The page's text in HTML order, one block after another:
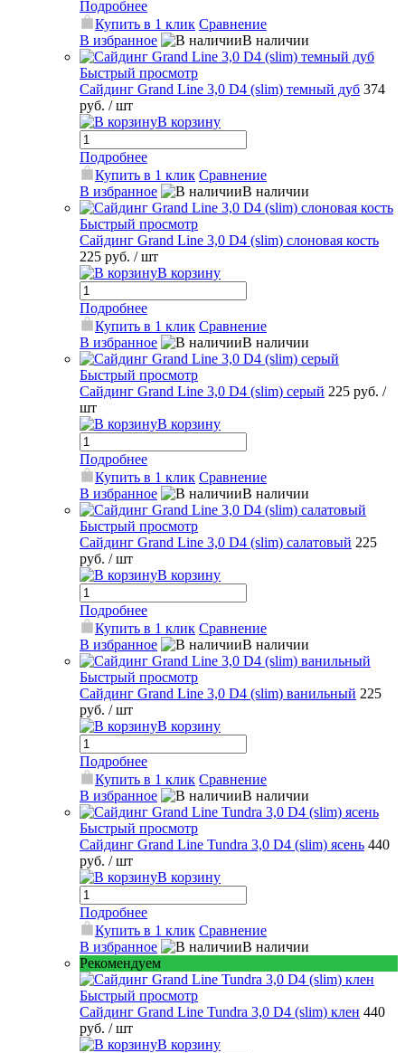
Подробнее
Купить в 1 клик Сравнение
В избранное
В наличии
Быстрый просмотр
Сайдинг Grand Line 3,0 D4 (slim) темный дуб 374
руб. / шт
В корзину
Подробнее
Купить в 1 клик Сравнение
В избранное
В наличии
Быстрый просмотр
Сайдинг Grand Line 3,0 D4 (slim) слоновая кость
225 руб. / шт
В корзину
Подробнее
Купить в 1 клик Сравнение
В избранное
В наличии
Быстрый просмотр
Сайдинг Grand Line 3,0 D4 (slim) серый 225 руб. /
шт
В корзину
Подробнее
Купить в 1 клик Сравнение
В избранное
В наличии
Быстрый просмотр
Сайдинг Grand Line 3,0 D4 (slim) салатовый 225
руб. / шт
В корзину
Подробнее
Купить в 1 клик Сравнение
В избранное
В наличии
Быстрый просмотр
Сайдинг Grand Line 3,0 D4 (slim) ванильный 225
руб. / шт
В корзину
Подробнее
Купить в 1 клик Сравнение
В избранное
В наличии
Быстрый просмотр
Сайдинг Grand Line Tundra 3,0 D4 (slim) ясень 440
руб. / шт
В корзину
Подробнее
Купить в 1 клик Сравнение
В избранное
В наличии
Рекомендуем
Быстрый просмотр
Сайдинг Grand Line Tundra 3,0 D4 (slim) клен 440
руб. / шт
В корзину